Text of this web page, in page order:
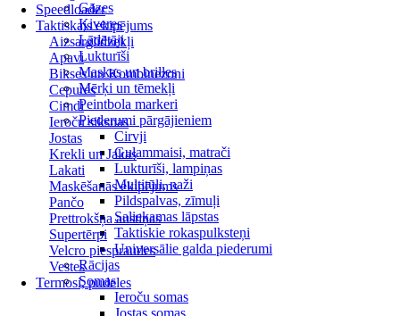
Speedloader
Taktiskais ekipējums
Aizsarglīdzekļi
Apavi
Bikses un Kombinezoni
Cepures
Cimdi
Ieroču siksnas
Jostas
Krekli un Jakas
Lakati
Maskēšanās ekipējums
Pančo
Prettrokšņa austiņas
Supertērpi
Velcro piespraudes
Vestes
Termosi, pudeles
Gāzes
Ķiveres
Lādētāji
Lukturīši
Maskas un brilles
Mērķi un tēmekļi
Peintbola markeri
Piederumi pārgājieniem
Cirvji
Guļammaisi, matrači
Lukturīši, lampiņas
Multitūli, naži
Pildspalvas, zīmuļi
Saliekamas lāpstas
Taktiskie rokaspulksteņi
Universālie galda piederumi
Rācijas
Somas
Ieroču somas
Jostas somas